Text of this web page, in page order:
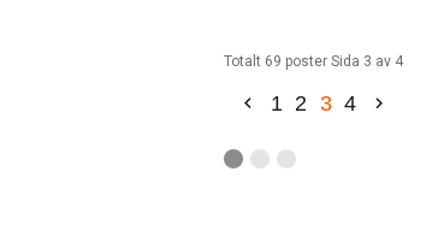
Totalt 69 poster Sida 3 av 4
1 2 3 4